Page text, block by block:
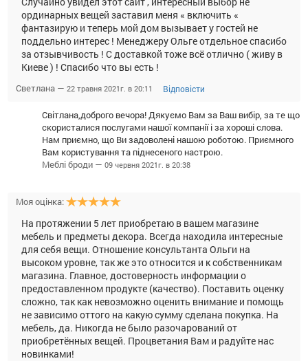
ординарных вещей заставил меня « включить «
фантазирую и теперь мой дом вызывает у гостей не
поддельно интерес ! Менеджеру Ольге отдельное спасибо
за отзывчивость ! С доставкой тоже всё отлично ( живу в
Киеве ) ! Спасибо что вы есть !
Светлана — 22 травня 2021г. в 20:11 Відповісти
Світлана,доброго вечора! Дякуємо Вам за Ваш вибір, за те що
скористалися послугами нашої компанії і за хороші слова.
Нам приємно, що Ви задоволені нашою роботою. Приємного
Вам користування та піднесеного настрою.
Меблі броди — 09 червня 2021г. в 20:38
Моя оцінка:
На протяжении 5 лет приобретаю в вашем магазине
мебель и предметы декора. Всегда находила интересные
для себя вещи. Отношение консультанта Ольги на
высоком уровне, так же это относится и к собственникам
магазина. Главное, достоверность информации о
предоставленном продукте (качество). Поставить оценку
сложно, так как невозможно оценить внимание и помощь
не зависимо оттого на какую сумму сделана покупка. На
мебель, да. Никогда не было разочарований от
приобретённых вещей. Процветания Вам и радуйте нас
новинками!